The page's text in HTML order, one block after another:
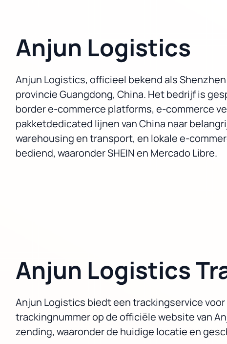
Anjun Logistics
Anjun Logistics, officieel bekend als
provincie Guangdong, China. Het bedrijf is
border e-commerce platforms, e-commerce
pakketdedicated lijnen van China naar
warehousing en transport, en lokale e-
bediend, waaronder SHEIN en Mercado Libre.
Anjun Logistics
Anjun Logistics biedt een trackingservice
trackingnummer op de officiële website van
zending, waaronder de huidige locatie en